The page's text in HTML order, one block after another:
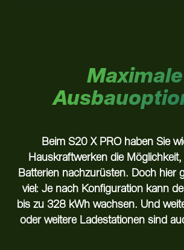
Maximale
Beim S20 X PRO haben Sie
Hauskraftwerken die
Batterien nachzurüsten. Doch hier
viel: Je nach Konfiguration kann
bis zu 328 kWh wachsen. Und
oder weitere Ladestationen sind